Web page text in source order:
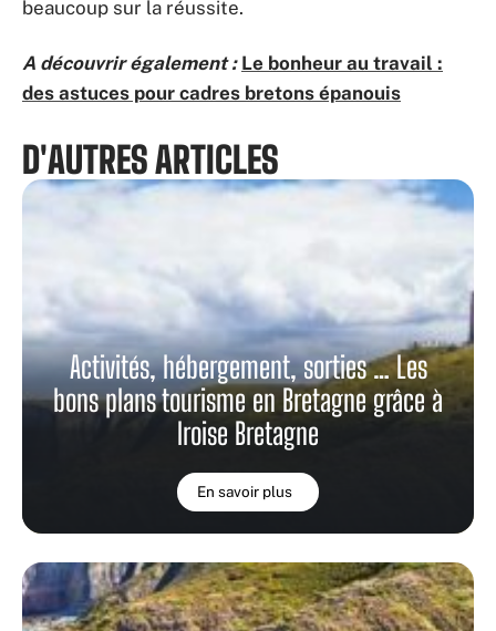
beaucoup sur la réussite.
A découvrir également : Le bonheur au travail :
des astuces pour cadres bretons épanouis
D'AUTRES ARTICLES
Activités, hébergement, sorties … Les
bons plans tourisme en Bretagne grâce à
Iroise Bretagne
En savoir plus